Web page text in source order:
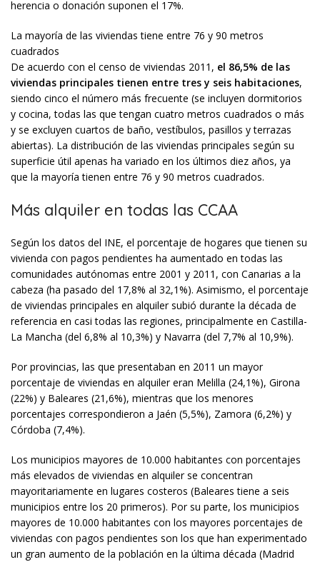
herencia o donación suponen el 17%.
La mayoría de las viviendas tiene entre 76 y 90 metros
cuadrados
De acuerdo con el censo de viviendas 2011, el 86,5% de las
viviendas principales tienen entre tres y seis habitaciones,
siendo cinco el número más frecuente (se incluyen dormitorios
y cocina, todas las que tengan cuatro metros cuadrados o más
y se excluyen cuartos de baño, vestíbulos, pasillos y terrazas
abiertas). La distribución de las viviendas principales según su
superficie útil apenas ha variado en los últimos diez años, ya
que la mayoría tienen entre 76 y 90 metros cuadrados.
Más alquiler en todas las CCAA
Según los datos del INE, el porcentaje de hogares que tienen su
vivienda con pagos pendientes ha aumentado en todas las
comunidades autónomas entre 2001 y 2011, con Canarias a la
cabeza (ha pasado del 17,8% al 32,1%). Asimismo, el porcentaje
de viviendas principales en alquiler subió durante la década de
referencia en casi todas las regiones, principalmente en Castilla-
La Mancha (del 6,8% al 10,3%) y Navarra (del 7,7% al 10,9%).
Por provincias, las que presentaban en 2011 un mayor
porcentaje de viviendas en alquiler eran Melilla (24,1%), Girona
(22%) y Baleares (21,6%), mientras que los menores
porcentajes correspondieron a Jaén (5,5%), Zamora (6,2%) y
Córdoba (7,4%).
Los municipios mayores de 10.000 habitantes con porcentajes
más elevados de viviendas en alquiler se concentran
mayoritariamente en lugares costeros (Baleares tiene a seis
municipios entre los 20 primeros). Por su parte, los municipios
mayores de 10.000 habitantes con los mayores porcentajes de
viviendas con pagos pendientes son los que han experimentado
un gran aumento de la población en la última década (Madrid